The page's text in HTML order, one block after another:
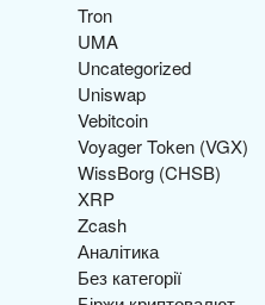
Tron
UMA
Uncategorized
Uniswap
Vebitcoin
Voyager Token (VGX)
WissBorg (CHSB)
XRP
Zcash
Аналітика
Без категорії